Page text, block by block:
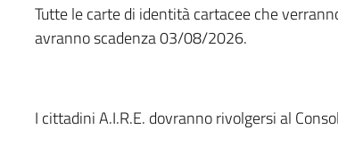
Tutte le carte di identità cartacee che
avranno scadenza 03/08/2026.
I cittadini A.I.R.E. dovranno rivolgersi al